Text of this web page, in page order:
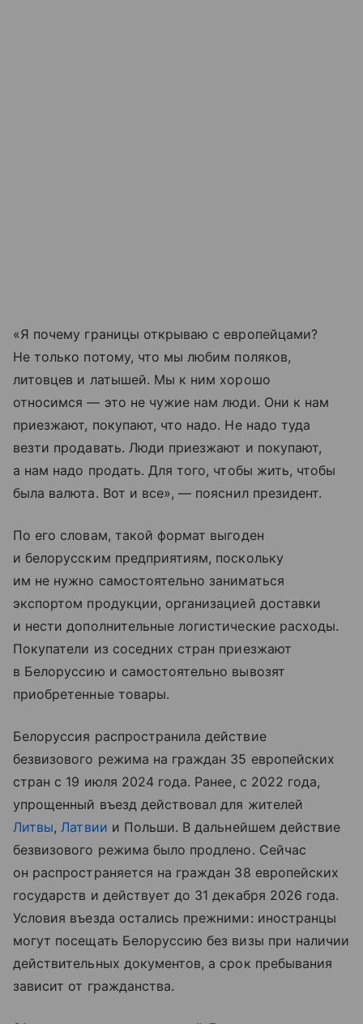
«Я почему границы открываю с европейцами?
Не только потому, что мы любим поляков,
литовцев и латышей. Мы к ним хорошо
относимся — это не чужие нам люди. Они к нам
приезжают, покупают, что надо. Не надо туда
везти продавать. Люди приезжают и покупают,
а нам надо продать. Для того, чтобы жить, чтобы
была валюта. Вот и все», — пояснил президент.
По его словам, такой формат выгоден
и белорусским предприятиям, поскольку
им не нужно самостоятельно заниматься
экспортом продукции, организацией доставки
и нести дополнительные логистические расходы.
Покупатели из соседних стран приезжают
в Белоруссию и самостоятельно вывозят
приобретенные товары.
Белоруссия распространила действие
безвизового режима на граждан 35 европейских
стран с 19 июля 2024 года. Ранее, с 2022 года,
упрощенный въезд действовал для жителей
Литвы,Латвии и Польши. В дальнейшем действие
безвизового режима было продлено. Сейчас
он распространяется на граждан 38 европейских
государств и действует до 31 декабря 2026 года.
Условия въезда остались прежними: иностранцы
могут посещать Белоруссию без визы при наличии
действительных документов, а срок пребывания
зависит от гражданства.